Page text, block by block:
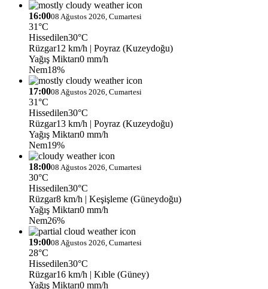
16:0008 Ağustos 2026, Cumartesi
31°C
Hissedilen30°C
Rüzgar12 km/h | Poyraz (Kuzeydoğu)
Yağış Miktarı0 mm/h
Nem18%
17:0008 Ağustos 2026, Cumartesi
31°C
Hissedilen30°C
Rüzgar13 km/h | Poyraz (Kuzeydoğu)
Yağış Miktarı0 mm/h
Nem19%
18:0008 Ağustos 2026, Cumartesi
30°C
Hissedilen30°C
Rüzgar8 km/h | Keşişleme (Güneydoğu)
Yağış Miktarı0 mm/h
Nem26%
19:0008 Ağustos 2026, Cumartesi
28°C
Hissedilen30°C
Rüzgar16 km/h | Kıble (Güney)
Yağış Miktarı0 mm/h